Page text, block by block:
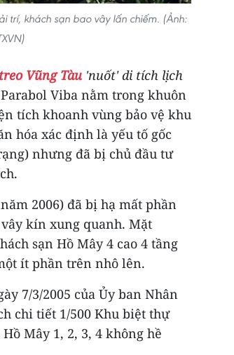
trí, khách sạn bao vây lấn chiếm. (Ảnh:
Vũng Tàu'nuốt' di tích lịch
Viba nằm trong khuôn
tích khoanh vùng bảo vệ khu
hóa xác định là yếu tố gốc
nhưng đã bị chủ đầu tư
2006) đã bị hạ mất phần
kín xung quanh. Mặt
sạn Hồ Mây 4 cao 4 tầng
ít phần trên nhô lên.
7/3/2005 của Ủy ban Nhân
chi tiết 1/500 Khu biệt thự
Mây 1, 2, 3, 4 không hề